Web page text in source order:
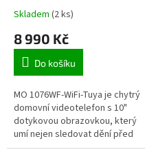
monitorem s dotykovou
obrazovkou a zapuštěnou
venkovní jednotkou, pro
aplikaci TuyaSmart
Skladem (2 ks)
8 990 Kč
Do košíku
MO 1076WF-WiFi-Tuya je chytrý
domovní videotelefon s 10"
dotykovou obrazovkou, který
umí nejen sledovat dění před
zvonkem na 10" monitoru, ale